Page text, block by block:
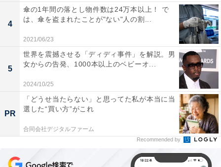
第1位：逗子市
神奈川県で住み続けたい自治体1位は、「逗子市」でし
た。神奈川県西南部の藤沢市や鎌倉市と並ぶ人気のエリ
アで、海と山の両方を楽しめる自然豊かな住環境が魅
力。
街の魅力TOP5には「自然が豊富（山や海、森、川な
4
傘の1年間の落とし物件数は24万本以上！ で
は、傘を盗まれたことが"ない"人の割...
2021/06/23
5
世界を震撼させる「ディディ事件」を解説。男
女からの告発、1000本以上のベビーオ...
2024/10/25
PR
「どうせ当たらない」と思ってた私が本当に当
選した“買い方”がこれ
合同会社デジタルファーム
Recommended by